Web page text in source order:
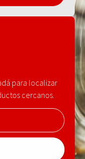
para localizar
cercanos.